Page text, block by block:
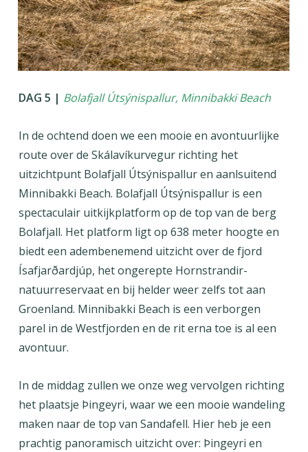
DAG 5 | Bolafjall Útsýnispallur, Minnibakki Beach
In de ochtend doen we een mooie en avontuurlijke
route over de Skálavíkurvegur richting het
uitzichtpunt Bolafjall Útsýnispallur en aanlsuitend
Minnibakki Beach. Bolafjall Útsýnispallur is een
spectaculair uitkijkplatform op de top van de berg
Bolafjall. Het platform ligt op 638 meter hoogte en
biedt een adembenemend uitzicht over de fjord
Ísafjarðardjúp, het ongerepte Hornstrandir-
natuurreservaat en bij helder weer zelfs tot aan
Groenland. Minnibakki Beach is een verborgen
parel in de Westfjorden en de rit erna toe is al een
avontuur.
In de middag zullen we onze weg vervolgen richting
het plaatsje Þingeyri, waar we een mooie wandeling
maken naar de top van Sandafell. Hier heb je een
prachtig panoramisch uitzicht over: Þingeyri en